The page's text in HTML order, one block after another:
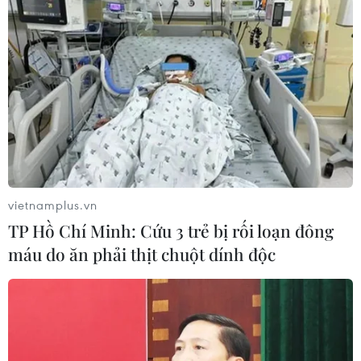
Moldova
Theo dõi VietnamPlus
TIN LIÊN QUAN
vietnamplus.vn
TP Hồ Chí Minh: Cứu 3 trẻ bị rối loạn đông
máu do ăn phải thịt chuột dính độc